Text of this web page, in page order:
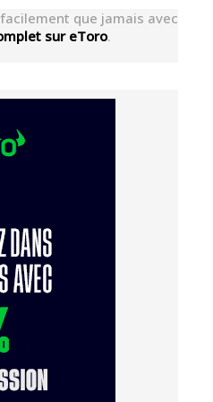
que jamais avec
sur eToro.